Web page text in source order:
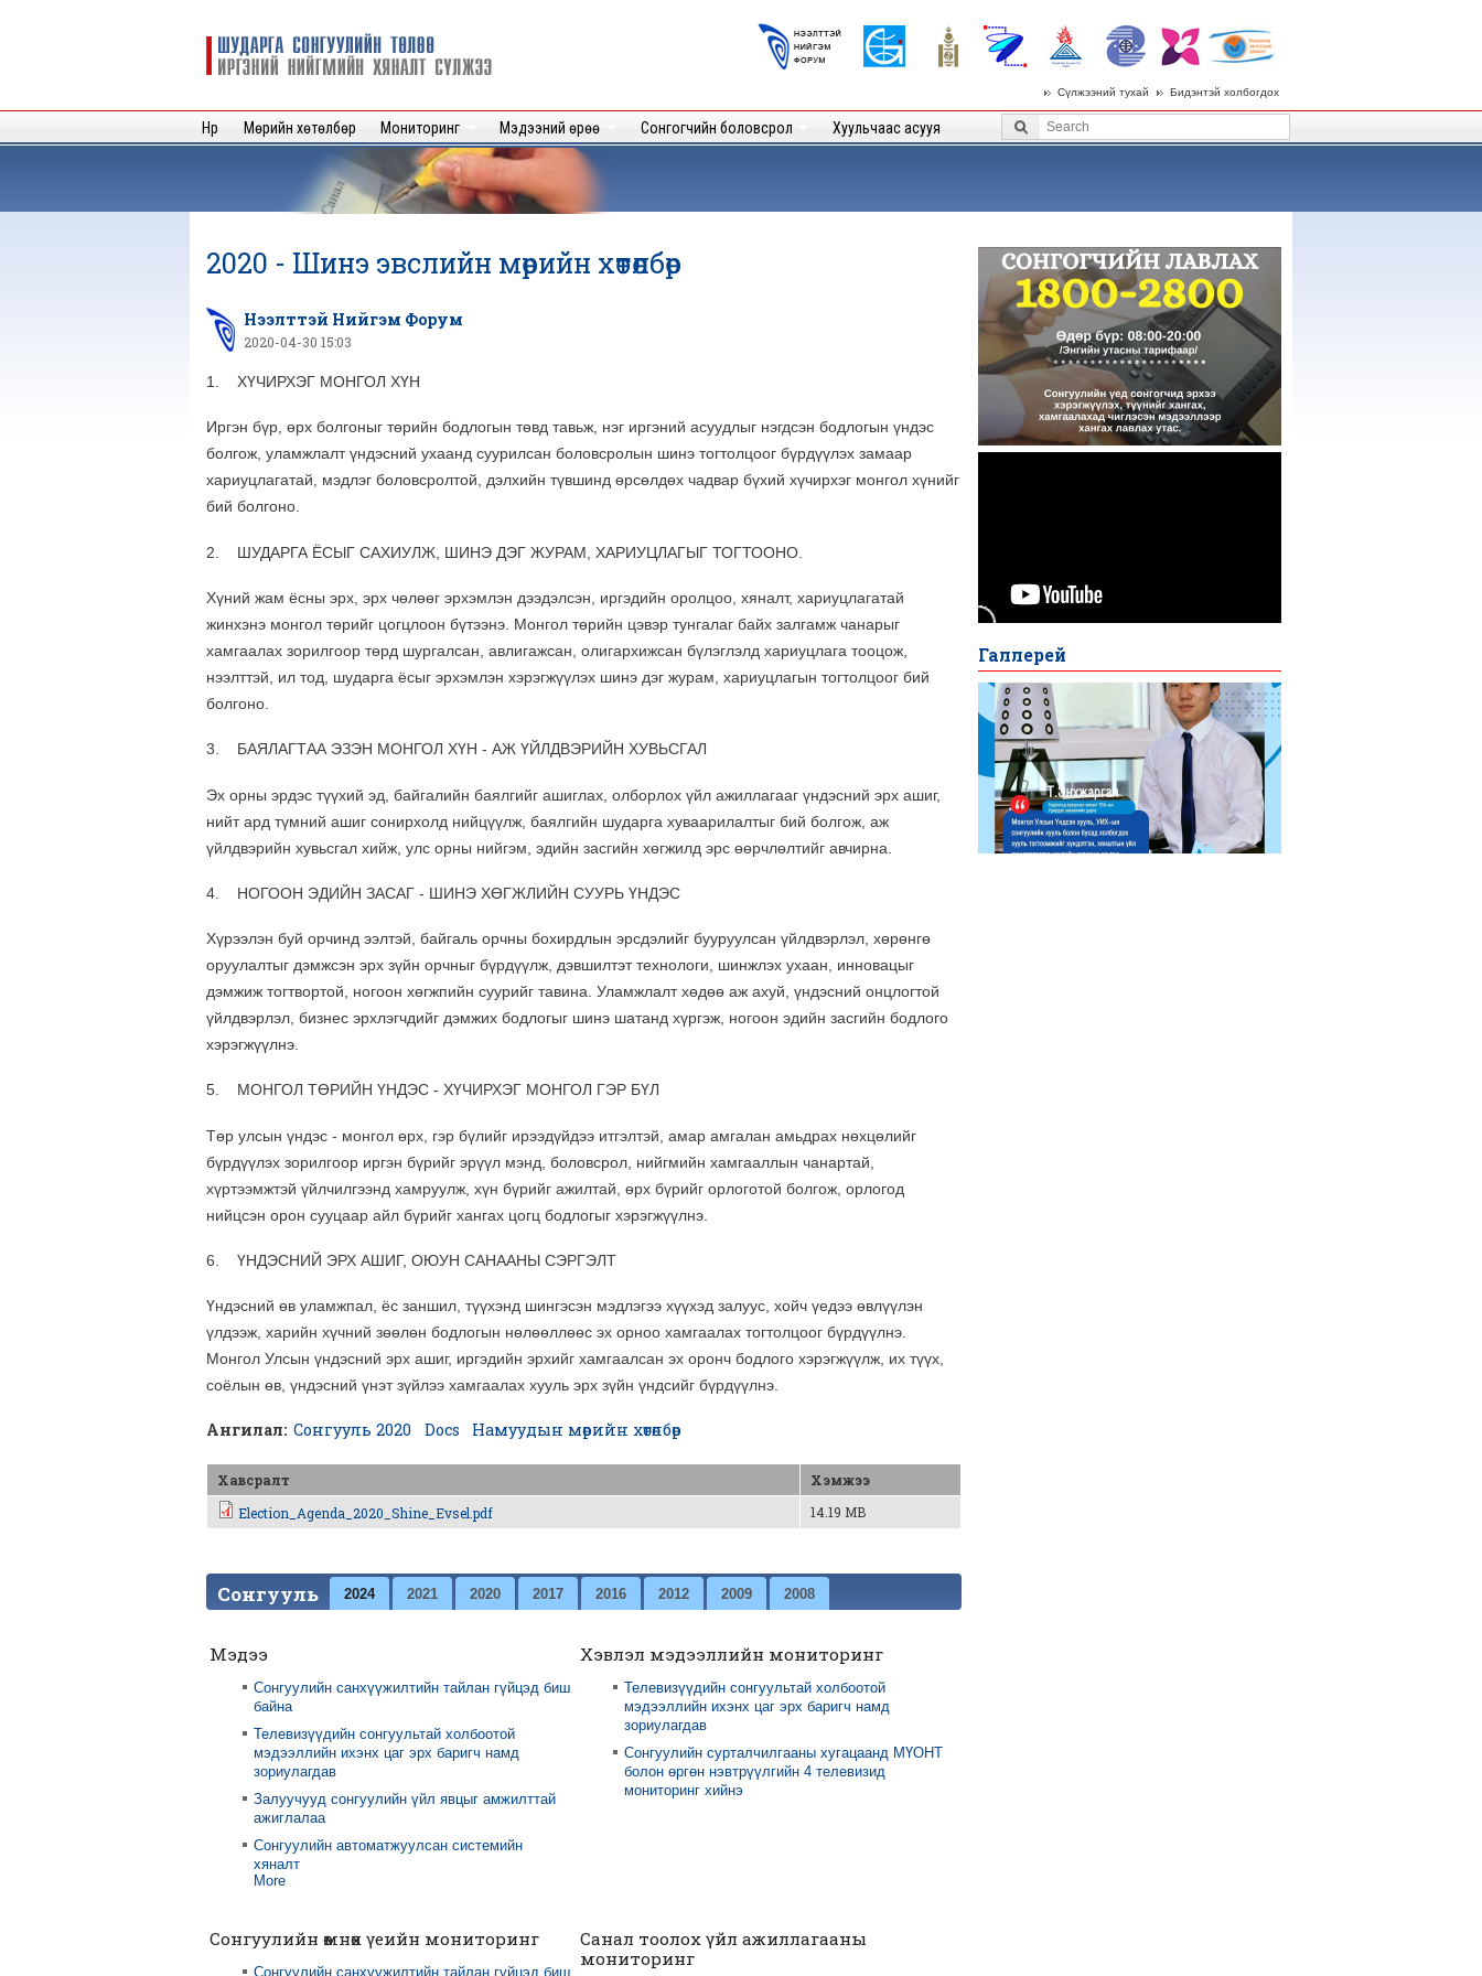
Шударга
сонгуулийн
нийгмийн
хяналт
Logos
Бидэнтэй холбогдох
Сүлжээний тухай
Нүүр Мөрийн хөтөлбөр Мониторинг Мэдээний өрөө Сонгогчийн боловсрол Хуульчаас асууя
Search form
2020 - Шинэ эвслийн мөрийн хөтөлбөр
Нээлттэй Нийгэм Форум
2020-04-30 15:03
1. ХҮЧИРХЭГ МОНГОЛ ХҮН
Иргэн бүр, өрх болгоныг төрийн бодлогын төвд тавьж, нэг иргэний асуудлыг нэгдсэн бодлогын үндэс
болгож, уламжлалт үндэсний ухаанд суурилсан боловсролын шинэ тогтолцоог бүрдүүлэх замаар
хариуцлагатай, мэдлэг боловсролтой, дэлхийн түвшинд өрсөлдөх чадвар бүхий хүчирхэг монгол хүнийг
бий болгоно.
2. ШУДАРГА ЁСЫГ САХИУЛЖ, ШИНЭ ДЭГ ЖУРАМ, ХАРИУЦЛАГЫГ ТОГТООНО.
Хүний жам ёсны эрх, эрх чөлөөг эрхэмлэн дээдэлсэн, иргэдийн оролцоо, хяналт, хариуцлагатай
жинхэнэ монгол төрийг цогцлоон бүтээнэ. Монгол төрийн цэвэр тунгалаг байх залгамж чанарыг
хамгаалах зорилгоор төрд шургалсан, авлигажсан, олигархижсан бүлэглэлд хариуцлага тооцож,
нээлттэй, ил тод, шударга ёсыг эрхэмлэн хэрэгжүүлэх шинэ дэг журам, хариуцлагын тогтолцоог бий
болгоно.
3. БАЯЛАГТАА ЭЗЭН МОНГОЛ ХҮН - АЖ ҮЙЛДВЭРИЙН ХУВЬСГАЛ
Эх орны эрдэс түүхий эд, байгалийн баялгийг ашиглах, олборлох үйл ажиллагааг үндэсний эрх ашиг,
нийт ард түмний ашиг сонирхолд нийцүүлж, баялгийн шударга хуваарилалтыг бий болгож, аж
үйлдвэрийн хувьсгал хийж, улс орны нийгэм, эдийн засгийн хөгжилд эрс өөрчлөлтийг авчирна.
4. НОГООН ЭДИЙН ЗАСАГ - ШИНЭ ХӨГЖЛИЙН СУУРЬ ҮНДЭС
Хүрээлэн буй орчинд ээлтэй, байгаль орчны бохирдлын эрсдэлийг бууруулсан үйлдвэрлэл, хөрөнгө
оруулалтыг дэмжсэн эрх зүйн орчныг бүрдүүлж, дэвшилтэт технологи, шинжлэх ухаан, инновацыг
дэмжиж тогтвортой, ногоон хөгжпийн суурийг тавина. Уламжлалт хөдөө аж ахуй, үндэсний онцлогтой
үйлдвэрлэл, бизнес эрхлэгчдийг дэмжих бодлогыг шинэ шатанд хүргэж, ногоон эдийн засгийн бодлого
хэрэгжүүлнэ.
5. МОНГОЛ ТӨРИЙН ҮНДЭС - ХҮЧИРХЭГ МОНГОЛ ГЭР БҮЛ
Төр улсын үндэс - монгол өрх, гэр бүлийг ирээдүйдээ итгэлтэй, амар амгалан амьдрах нөхцөлийг
бүрдүүлэх зорилгоор иргэн бүрийг эрүүл мэнд, боловсрол, нийгмийн хамгааллын чанартай,
хүртээмжтэй үйлчилгээнд хамруулж, хүн бүрийг ажилтай, өрх бүрийг орлоготой болгож, орлогод
нийцсэн орон сууцаар айл бүрийг хангах цогц бодлогыг хэрэгжүүлнэ.
6. ҮНДЭСНИЙ ЭРХ АШИГ, ОЮУН САНААНЫ СЭРГЭЛТ
Үндэсний өв уламжпал, ёс заншил, түүхэнд шингэсэн мэдлэгээ хүүхэд залуус, хойч үедээ өвлүүлэн
үлдээж, харийн хүчний зөөлөн бодлогын нөлөөллөөс эх орноо хамгаалах тогтолцоог бүрдүүлнэ.
Монгол Улсын үндэсний эрх ашиг, иргэдийн эрхийг хамгаалсан эх оронч бодлого хэрэгжүүлж, их түүх,
соёлын өв, үндэсний үнэт зүйлээ хамгаалах хууль эрх зүйн үндсийг бүрдүүлнэ.
Ангилал: Сонгууль 2020 Docs Намуудын мөрийн хөтөлбөр
Хавсралт
Хэмжээ
Election_Agenda_2020_Shine_Evsel.pdf
14.19 MB
Сонгууль 2024 2021 2020 2017 2016 2012 2009 2008
Мэдээ
Сонгуулийн санхүүжилтийн тайлан гүйцэд биш
байна
Телевизүүдийн сонгуультай холбоотой
мэдээллийн ихэнх цаг эрх баригч намд
зориулагдав
Залуучууд сонгуулийн үйл явцыг амжилттай
ажиглалаа
Сонгуулийн автоматжуулсан системийн
хяналт
More
Хэвлэл мэдээллийн мониторинг
Телевизүүдийн сонгуультай холбоотой
мэдээллийн ихэнх цаг эрх баригч намд
зориулагдав
Сонгуулийн сурталчилгааны хугацаанд МҮОНТ
болон өргөн нэвтрүүлгийн 4 телевизид
мониторинг хийнэ
Сонгуулийн өмнөх үеийн мониторинг
Сонгуулийн санхүүжилтийн тайлан гүйцэд биш
Санал тоолох үйл ажиллагааны
мониторинг
.
Галлерей